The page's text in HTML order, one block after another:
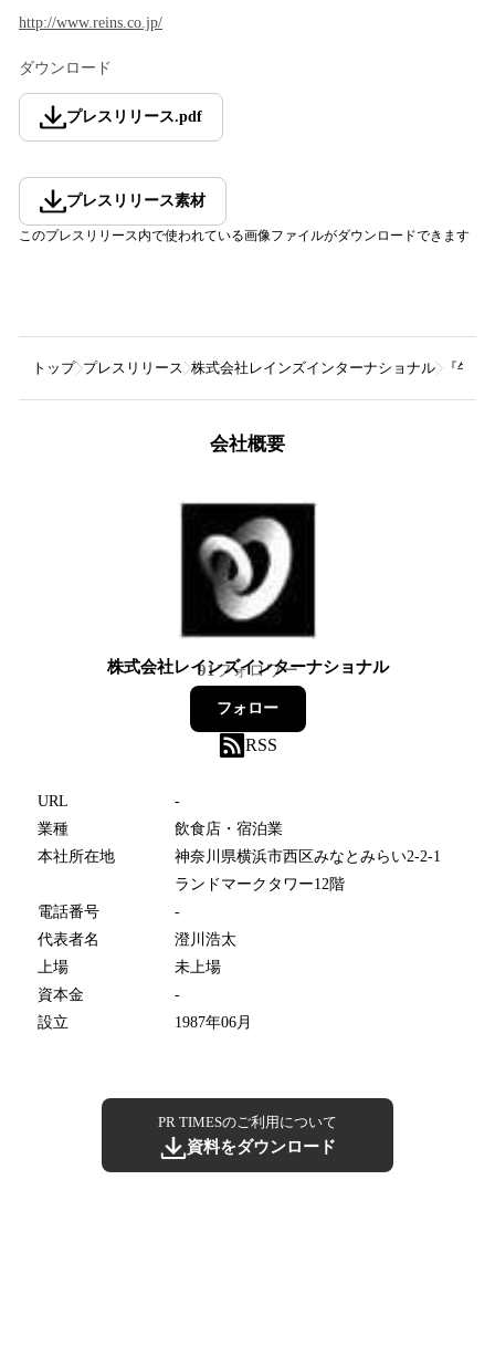
http://www.reins.co.jp/
ダウンロード
プレスリリース.pdf
プレスリリース素材
このプレスリリース内で使われている画像ファイルがダウンロードできます
トップ プレスリリース 株式会社レインズインターナショナル 『牛
会社概要
株式会社レインズインターナショナル
91フォロワー
フォロー
RSS
URL
-
業種
飲食店・宿泊業
本社所在地
神奈川県横浜市西区みなとみらい2-2-1
ランドマークタワー12階
電話番号
-
代表者名
澄川浩太
上場
未上場
資本金
-
設立
1987年06月
PR TIMESのご利用について
資料をダウンロード